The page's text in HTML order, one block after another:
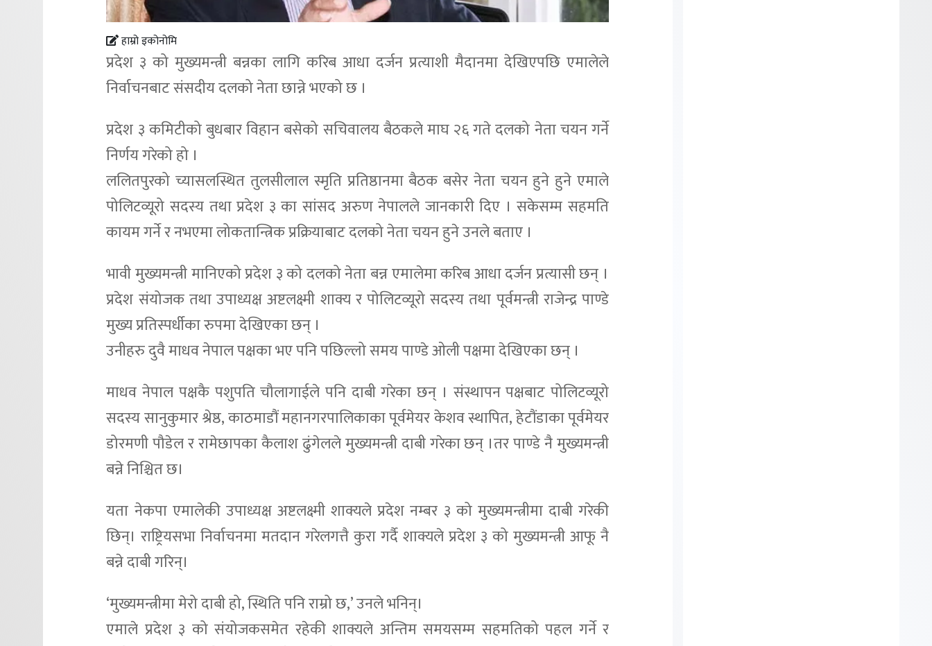
हाम्रो इकोनोमि
प्रदेश ३ को मुख्यमन्त्री बन्नका लागि करिब आधा दर्जन प्रत्याशी मैदानमा देखिएपछि एमालेले
निर्वाचनबाट संसदीय दलको नेता छान्ने भएको छ ।
प्रदेश ३ कमिटीको बुधबार विहान बसेको सचिवालय बैठकले माघ २६ गते दलको नेता चयन गर्ने
निर्णय गरेको हो ।
ललितपुरको च्यासलस्थित तुलसीलाल स्मृति प्रतिष्ठानमा बैठक बसेर नेता चयन हुने हुने एमाले
पोलिटव्यूरो सदस्य तथा प्रदेश ३ का सांसद अरुण नेपालले जानकारी दिए । सकेसम्म सहमति
कायम गर्ने र नभएमा लोकतान्त्रिक प्रक्रियाबाट दलको नेता चयन हुने उनले बताए ।
भावी मुख्यमन्त्री मानिएको प्रदेश ३ को दलको नेता बन्न एमालेमा करिब आधा दर्जन प्रत्यासी छन् ।
प्रदेश संयोजक तथा उपाध्यक्ष अष्टलक्ष्मी शाक्य र पोलिटव्यूरो सदस्य तथा पूर्वमन्त्री राजेन्द्र पाण्डे
मुख्य प्रतिस्पर्धीका रुपमा देखिएका छन् ।
उनीहरु दुवै माधव नेपाल पक्षका भए पनि पछिल्लो समय पाण्डे ओली पक्षमा देखिएका छन् ।
माधव नेपाल पक्षकै पशुपति चौलागाईले पनि दाबी गरेका छन् । संस्थापन पक्षबाट पोलिटव्यूरो
सदस्य सानुकुमार श्रेष्ठ, काठमाडौं महानगरपालिकाका पूर्वमेयर केशव स्थापित, हेटौंडाका पूर्वमेयर
डोरमणी पौडेल र रामेछापका कैलाश ढुंगेलले मुख्यमन्त्री दाबी गरेका छन् ।तर पाण्डे नै मुख्यमन्त्री
बन्ने निश्चित छ।
यता नेकपा एमालेकी उपाध्यक्ष अष्टलक्ष्मी शाक्यले प्रदेश नम्बर ३ को मुख्यमन्त्रीमा दाबी गरेकी
छिन्। राष्ट्रियसभा निर्वाचनमा मतदान गरेलगत्तै कुरा गर्दै शाक्यले प्रदेश ३ को मुख्यमन्त्री आफू नै
बन्ने दाबी गरिन्।
‘मुख्यमन्त्रीमा मेरो दाबी हो, स्थिति पनि राम्रो छ,’ उनले भनिन्।
एमाले प्रदेश ३ को संयोजकसमेत रहेकी शाक्यले अन्तिम समयसम्म सहमतिको पहल गर्ने र